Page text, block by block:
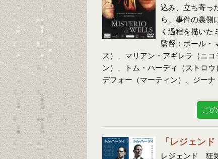
込み、立ち寄っ
ら、事件の裏側
く過程を描いた
監督：ポール・
ス）、マリアン・アギレラ（ニ
ン）、トム・ハーディ（ストロ
デフォー（マーティン）、ジー
こ
「レジェン
レジェンド 狂